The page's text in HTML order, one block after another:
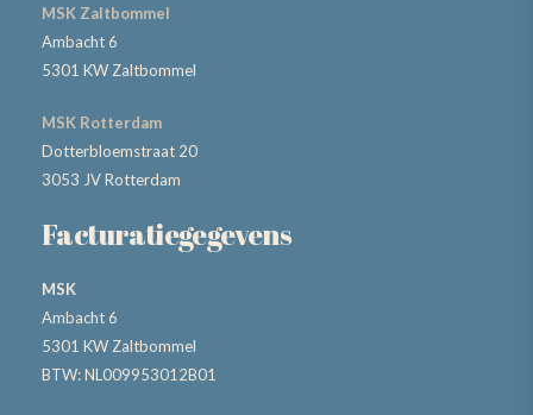
MSK Zaltbommel
Ambacht 6
5301 KW Zaltbommel
MSK Rotterdam
Dotterbloemstraat 20
3053 JV Rotterdam
Facturatiegegevens
MSK
Ambacht 6
5301 KW Zaltbommel
BTW: NL009953012B01